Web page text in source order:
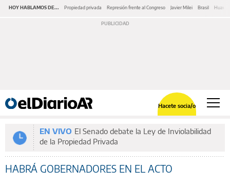
HOY HABLAMOS DE... Propiedad privada Represión frente al Congreso Javier Milei Brasil Huawei
Hacete socia/o
EN VIVO El Senado debate la Ley de Inviolabilidad
de la Propiedad Privada
HABRÁ GOBERNADORES EN EL ACTO